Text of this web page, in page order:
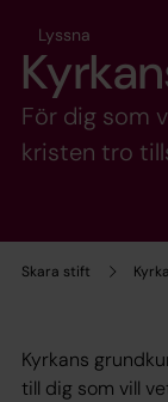
Skara stift
Lyssna
För dig som
kristen tro
Kyrkans
till dig som vill